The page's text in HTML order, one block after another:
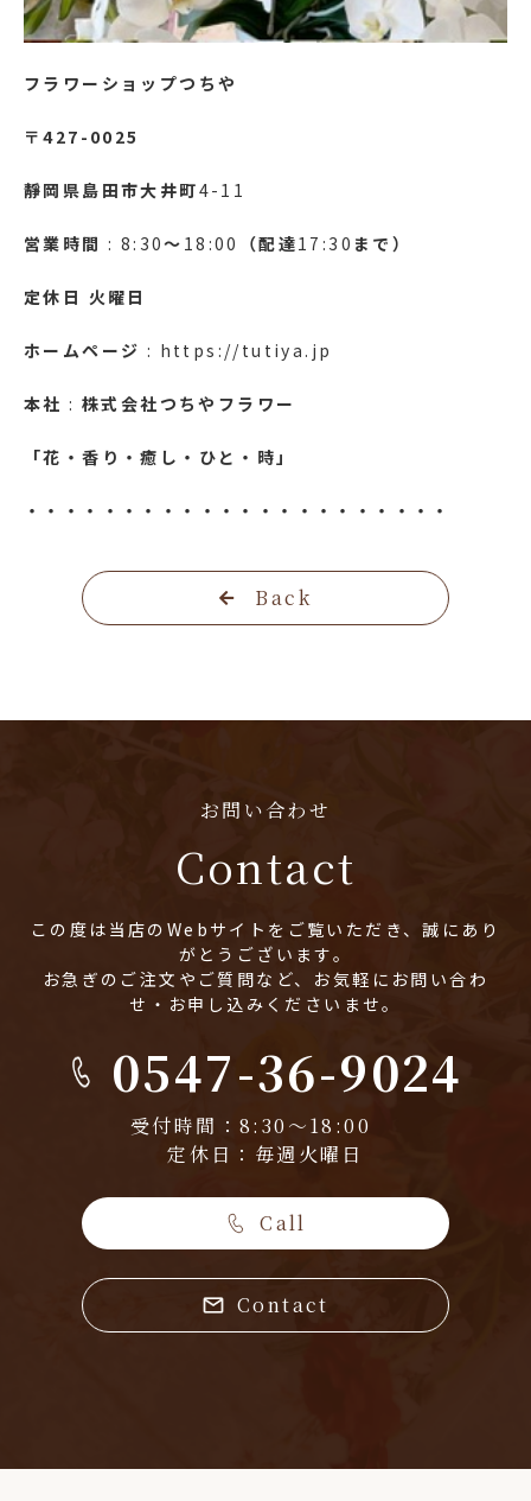
フラワーショップつちや
〒427-0025
靜岡県島田市大井町4-11
営業時間 : 8:30～ 18:00 （配達17:30 まで）
定休日 火曜日
ホームページ : https://tutiya.jp
本社 :株式会社つちやフラワー
「花・香り・癒し・ひと・時」
・・・・・・・・・・・・・・・・・・・・・・
Back
お問い合わせ
Contact
この度は当店のWebサイトをご覧いただき、誠にあり
がとうございます。
お急ぎのご注文やご質問など、お気軽にお問い合わ
せ・お申し込みくださいませ。
0547-36-9024
受付時間：8:30～18:00
定休日：毎週火曜日
Call
Contact